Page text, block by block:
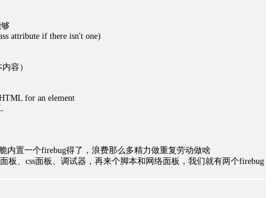
attribute if there isn't one)
容）
for an element
内置一个firebug得了，浪费那么多精力做重复劳动做啥
板、css面板、调试器，再来个脚本和网络面板，我们就有两个firebug